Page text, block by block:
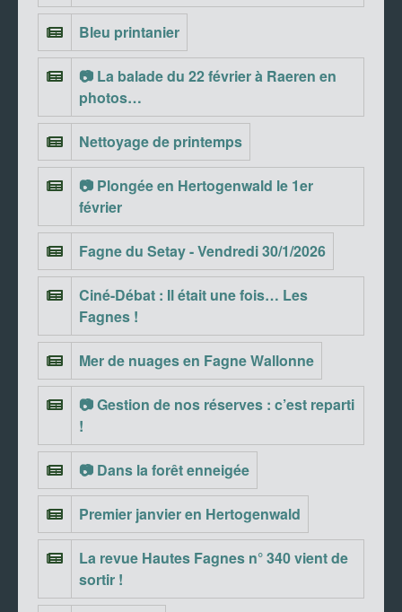
Bleu printanier
📷 La balade du 22 février à Raeren en
photos…
Nettoyage de printemps
📷 Plongée en Hertogenwald le 1er
février
Fagne du Setay - Vendredi 30/1/2026
Ciné-Débat : Il était une fois… Les
Fagnes !
Mer de nuages en Fagne Wallonne
📷 Gestion de nos réserves : c’est reparti
!
📷 Dans la forêt enneigée
Premier janvier en Hertogenwald
La revue Hautes Fagnes n° 340 vient de
sortir !